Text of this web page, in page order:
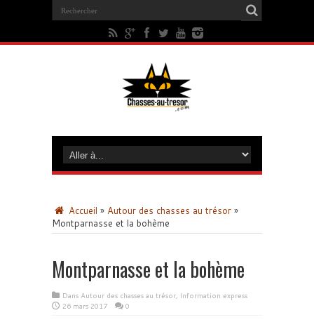
Accueil » Autour des chasses au trésor »
Montparnasse et la bohème
Montparnasse et la bohème
Dans Autour des chasses au trésor, Information express
26 mars 2017
0